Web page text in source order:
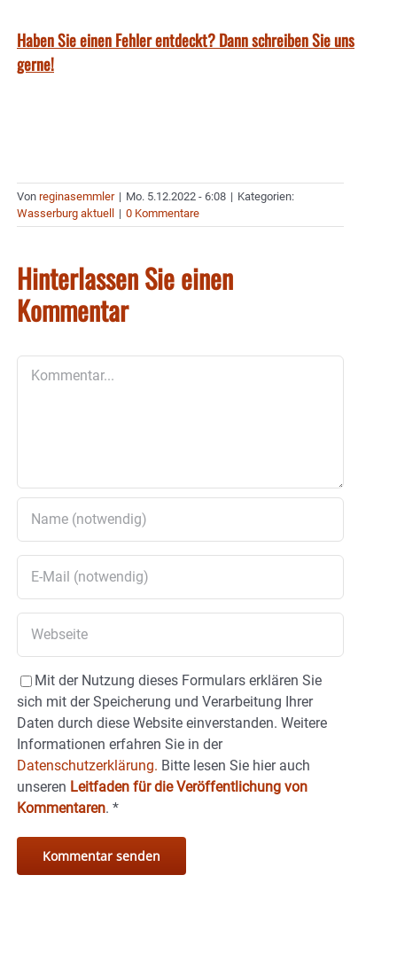
Haben Sie einen Fehler entdeckt? Dann schreiben Sie uns
gerne!
Von reginasemmler | Mo. 5.12.2022 - 6:08 | Kategorien:
Wasserburg aktuell | 0 Kommentare
Hinterlassen Sie einen
Kommentar
Mit der Nutzung dieses Formulars erklären Sie
sich mit der Speicherung und Verarbeitung Ihrer
Daten durch diese Website einverstanden. Weitere
Informationen erfahren Sie in der
Datenschutzerklärung. Bitte lesen Sie hier auch
unseren Leitfaden für die Veröffentlichung von
Kommentaren. *